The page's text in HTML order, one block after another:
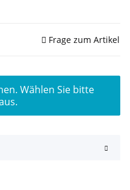
Frage zum Artikel
Wählen Sie bitte